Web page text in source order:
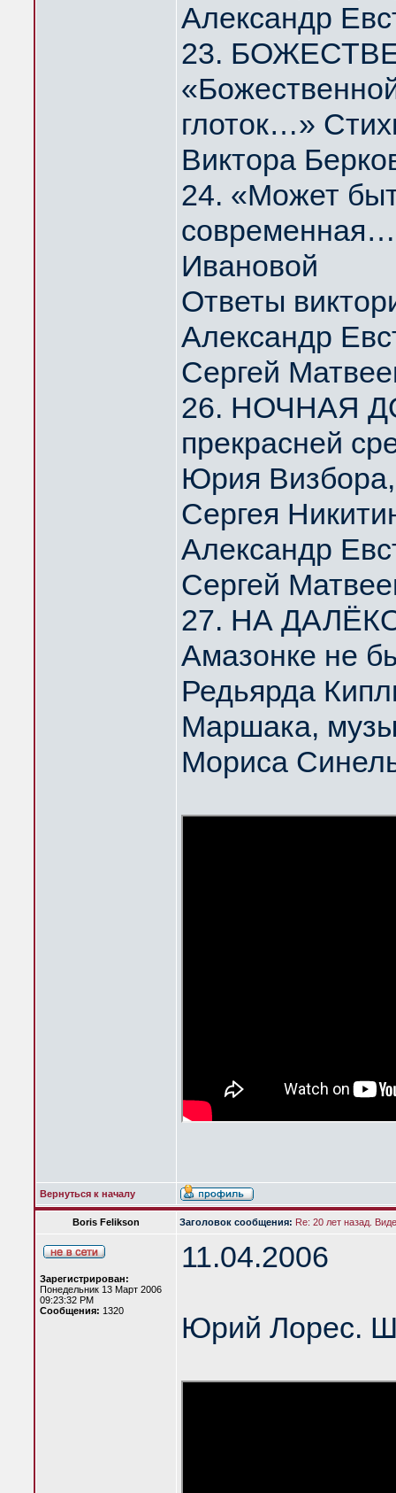
Александр
23.
глоток…»
Виктора
24. «Может
Ивановой
Ответы
Александр
Сергей
26. НОЧНАЯ
прекрасней
Юрия Визбора,
Сергея
Александр
Сергей
27. НА
Амазонке не
Редьярда
Маршака,
Мориса
Вернуться к началу
Boris Felikson Заголовок сообщения: Re: 20 лет назад.
Зарегистрирован:
Понедельник 13 Март 2006
09:23:32 PM
Сообщения: 1320
11.04.2006
Юрий Лорес.